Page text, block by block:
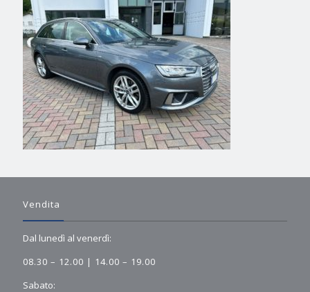
Vendita
Dal lunedì al venerdì:
08.30 – 12.00 | 14.00 – 19.00
Sabato: